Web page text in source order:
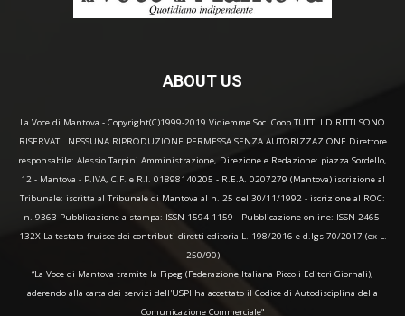
ABOUT US
La Voce di Mantova - Copyright(C)1999-2019 Vidiemme Soc. Coop TUTTI I DIRITTI SONO
RISERVATI. NESSUNA RIPRODUZIONE PERMESSA SENZA AUTORIZZAZIONE Direttore
responsabile: Alessio Tarpini Amministrazione, Direzione e Redazione: piazza Sordello,
12 - Mantova - P.IVA, C.F. e R.I. 01898140205 - R.E.A. 0207279 (Mantova) iscrizione al
Tribunale: iscritta al Tribunale di Mantova al n. 25 del 30/11/1992 - iscrizione al ROC:
n. 9363 Pubblicazione a stampa: ISSN 1594-1159 - Pubblicazione online: ISSN 2465-
132X La testata fruisce dei contributi diretti editoria L. 198/2016 e d.lgs 70/2017 (ex L.
250/90)
“La Voce di Mantova tramite la Fipeg (Federazione Italiana Piccoli Editori Giornali),
aderendo alla carta dei servizi dell'USPI ha accettato il Codice di Autodisciplina della
Comunicazione Commerciale"